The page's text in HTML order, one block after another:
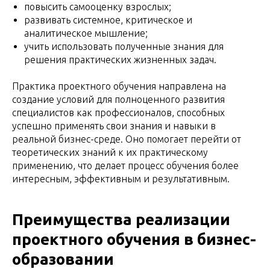
повысить самооценку взрослых;
развивать системное, критическое и
аналитическое мышление;
учить использовать полученные знания для
решения практических жизненных задач.
Практика проектного обучения направлена на
создание условий для полноценного развития
специалистов как профессионалов, способных
успешно применять свои знания и навыки в
реальной бизнес-среде. Оно помогает перейти от
теоретических знаний к их практическому
применению, что делает процесс обучения более
интересным, эффективным и результативным.
Преимущества реализации
проектного обучения в бизнес-
образовании